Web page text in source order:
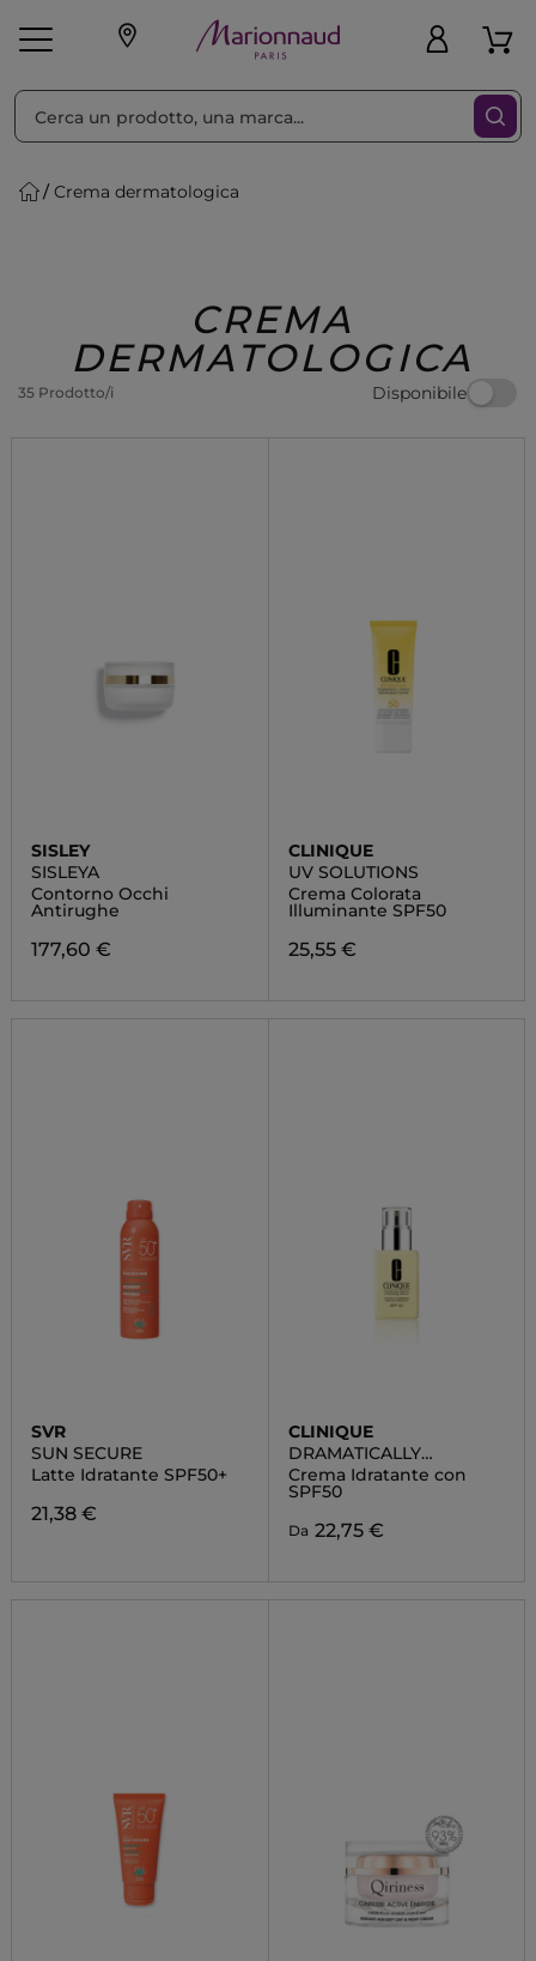
Make-up Profumi
Regalo
Crema dermatologica
CREMA
DERMATOLOGICA
35 Prodotto/i Disponibile
Ordina per Filtra
SISLEY
SISLEYA
Contorno Occhi
Antirughe
177,60 €
CLINIQUE
UV SOLUTIONS
Crema Colorata
Illuminante SPF50
25,55 €
SVR
SUN SECURE
Latte Idratante SPF50+
21,38 €
CLINIQUE
DRAMATICALLY
DIFFERENT
MOISTURIZING LOTION
SPF50
Crema Idratante con
SPF50
Da 22,75 €